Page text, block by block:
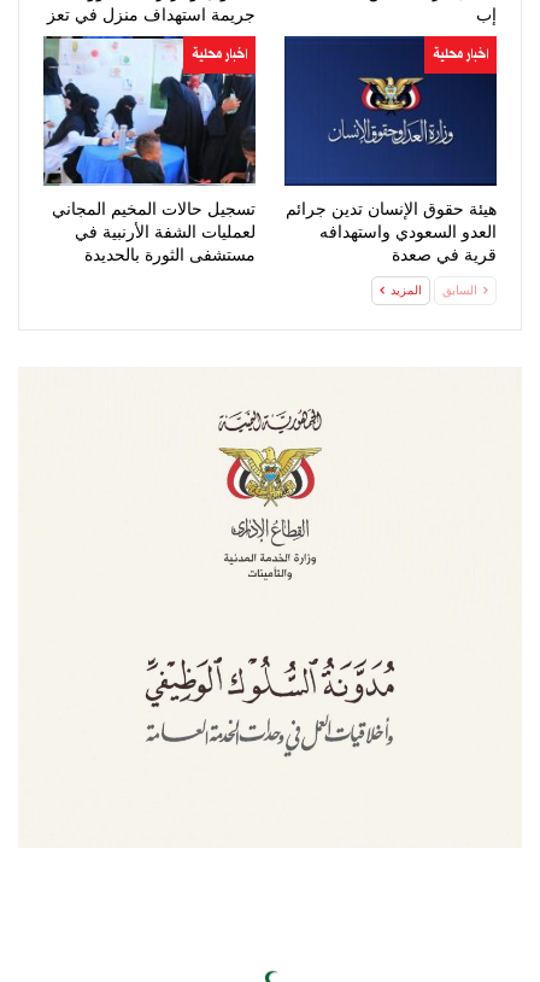
إب
جريمة استهداف منزل في تعز
اخبار محلية
هيئة حقوق الإنسان تدين جرائم
العدو السعودي واستهدافه
قرية في صعدة
اخبار محلية
تسجيل حالات المخيم المجاني
لعمليات الشفة الأرنبية في
مستشفى الثورة بالحديدة
السابق المزيد